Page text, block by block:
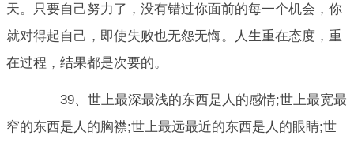
天。只要自己努力了，没有错过你面前的每一个机会，你
就对得起自己，即使失败也无怨无悔。人生重在态度，重
在过程，结果都是次要的。
39、世上最深最浅的东西是人的感情;世上最宽最
窄的东西是人的胸襟;世上最远最近的东西是人的眼睛;世